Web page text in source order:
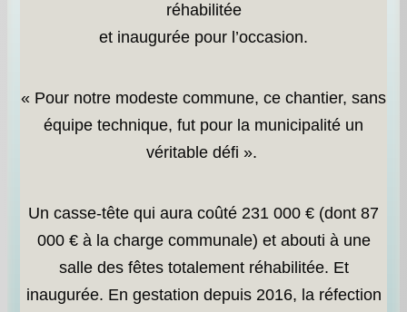
réhabilitée
et inaugurée pour l’occasion.
« Pour notre modeste commune, ce chantier, sans
équipe technique, fut pour la municipalité un
véritable défi ».
Un casse-tête qui aura coûté 231 000 € (dont 87
000 € à la charge communale) et abouti à une
salle des fêtes totalement réhabilitée. Et
inaugurée. En gestation depuis 2016, la réfection